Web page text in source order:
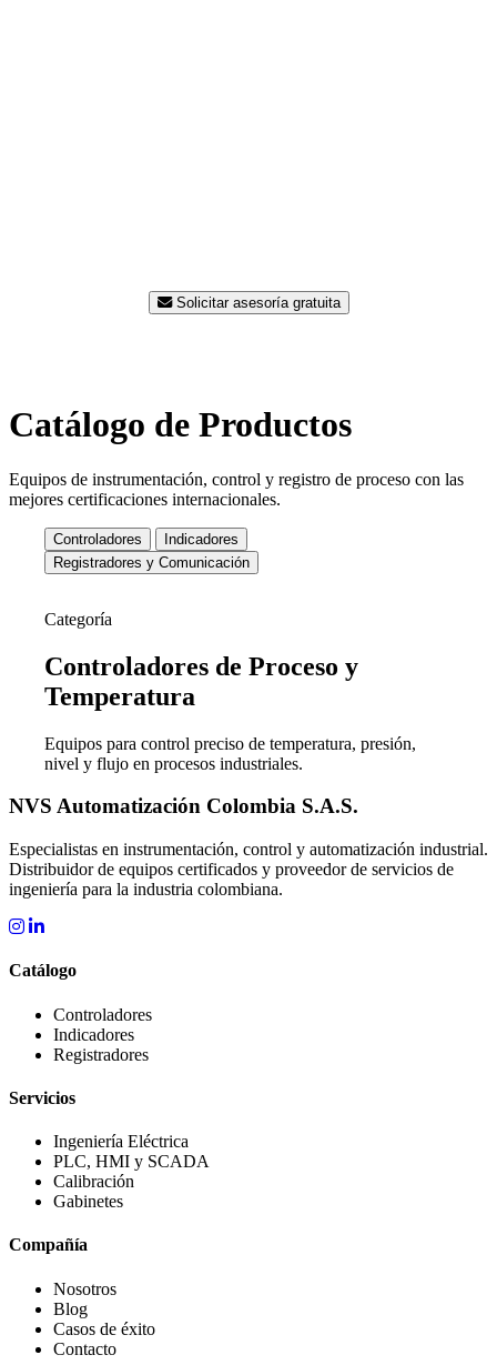
Solicitar asesoría gratuita
Catálogo de Productos
Equipos de instrumentación, control y registro de proceso con las
mejores certificaciones internacionales.
Controladores
Indicadores
Registradores y Comunicación
Categoría
Controladores de Proceso y
Temperatura
Equipos para control preciso de temperatura, presión,
nivel y flujo en procesos industriales.
NVS Automatización Colombia S.A.S.
Especialistas en instrumentación, control y automatización industrial.
Distribuidor de equipos certificados y proveedor de servicios de
ingeniería para la industria colombiana.
Catálogo
Controladores
Indicadores
Registradores
Servicios
Ingeniería Eléctrica
PLC, HMI y SCADA
Calibración
Gabinetes
Compañía
Nosotros
Blog
Casos de éxito
Contacto